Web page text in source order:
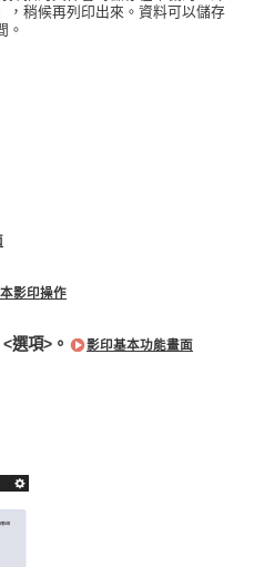
，稍候再列印出來。資料可以儲存
。
影印操作
選項>。 影印基本功能畫面